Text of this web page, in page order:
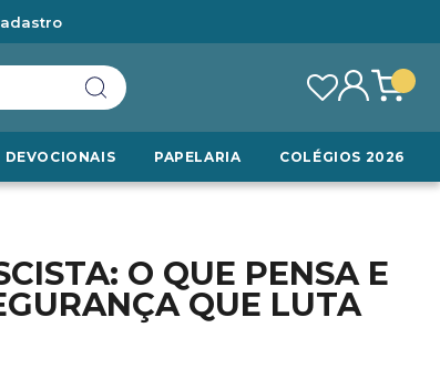
DEVOCIONAIS PAPELARIA COLÉGIOS 2026
O QUE PENSA E
QUE LUTA